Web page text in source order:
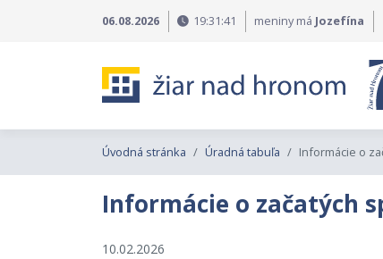
Preskočiť na hlavné menu
06.08.2026 19:31:42 meniny má Jozefína
Úvodná stránka Úradná tabuľa Informácie o
Informácie o začatých
10.02.2026